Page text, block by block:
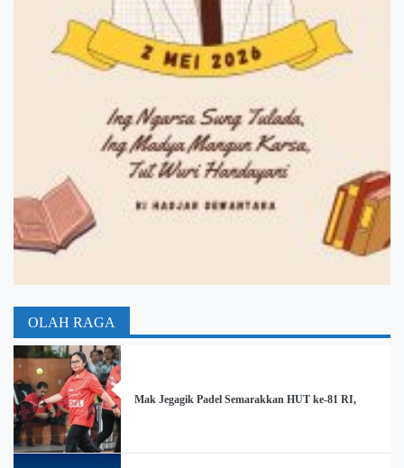
OLAH RAGA
Mak Jegagik Padel Semarakkan HUT ke-81 RI,